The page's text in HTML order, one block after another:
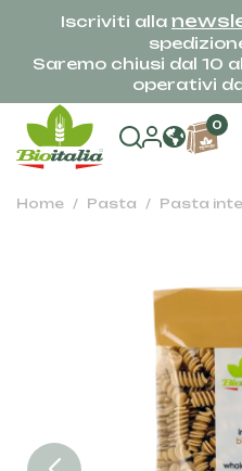
Iscriviti alla
Saremo chiusi dal 10
operativi
0
Home Pasta Pasta